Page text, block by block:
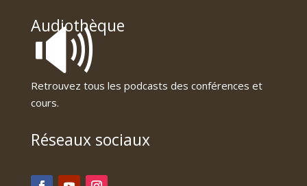
Audiothèque
🔊
Retrouvez tous les podcasts des conférences et
cours.
Réseaux sociaux